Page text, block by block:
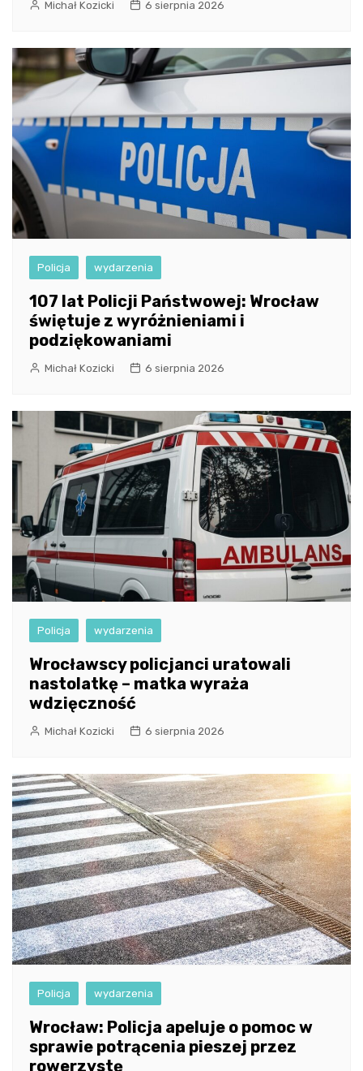
Michał Kozicki 6 sierpnia 2026
Policja wydarzenia
107 lat Policji Państwowej: Wrocław
świętuje z wyróżnieniami i
podziękowaniami
Michał Kozicki 6 sierpnia 2026
Policja wydarzenia
Wrocławscy policjanci uratowali
nastolatkę – matka wyraża
wdzięczność
Michał Kozicki 6 sierpnia 2026
Policja wydarzenia
Wrocław: Policja apeluje o pomoc w
sprawie potrącenia pieszej przez
rowerzystę